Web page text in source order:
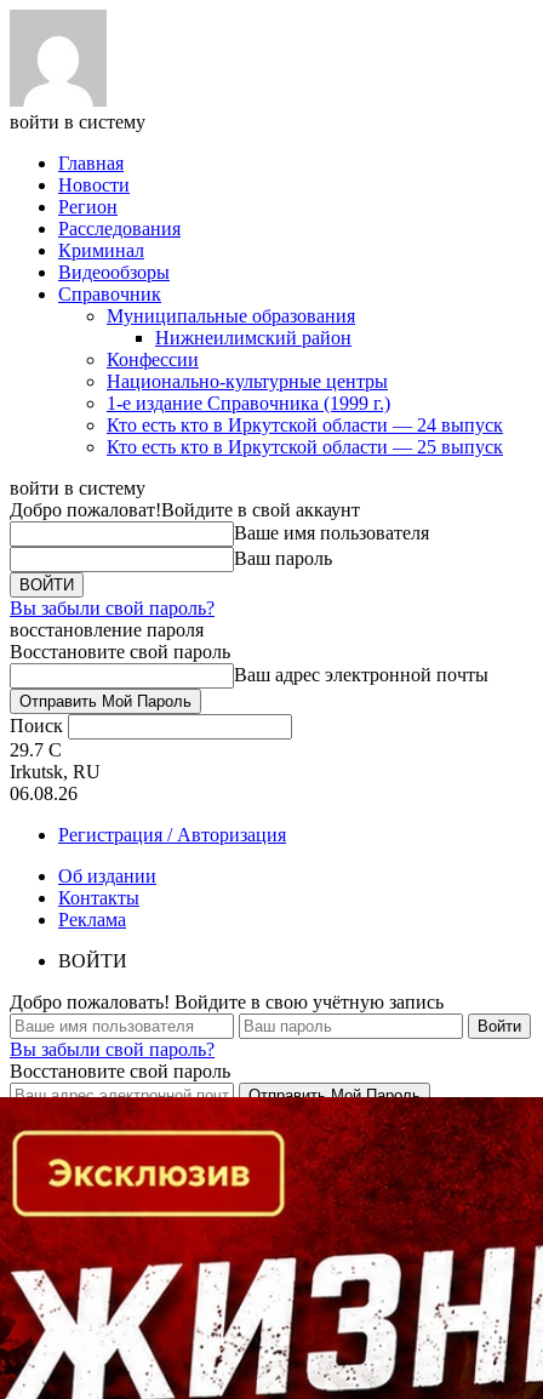
войти в систему
Главная
Новости
Регион
Расследования
Криминал
Видеообзоры
Справочник
Муниципальные образования
Нижнеилимский район
Конфессии
Национально-культурные центры
1-е издание Справочника (1999 г.)
Кто есть кто в Иркутской области — 24 выпуск
Кто есть кто в Иркутской области — 25 выпуск
войти в систему
Добро пожаловат!Войдите в свой аккаунт
Ваше имя пользователя
Ваш пароль
Вы забыли свой пароль?
восстановление пароля
Восстановите свой пароль
Ваш адрес электронной почты
Поиск
29.7 C
Irkutsk, RU
06.08.26
Регистрация / Авторизация
Об издании
Контакты
Реклама
ВОЙТИ
Добро пожаловать! Войдите в свою учётную запись
Вы забыли свой пароль?
Восстановите свой пароль
Кто есть кто в Байкальском регионе